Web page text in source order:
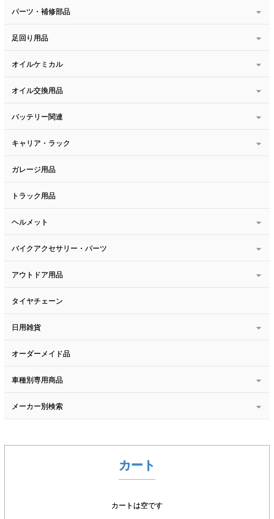
パーツ・補修部品
足回り用品
オイルケミカル
オイル交換用品
バッテリー関連
キャリア・ラック
ガレージ用品
トラック用品
ヘルメット
バイクアクセサリー・パーツ
アウトドア用品
タイヤチェーン
日用雑貨
オーダーメイド品
車種別専用商品
メーカー別検索
カート
カートは空です